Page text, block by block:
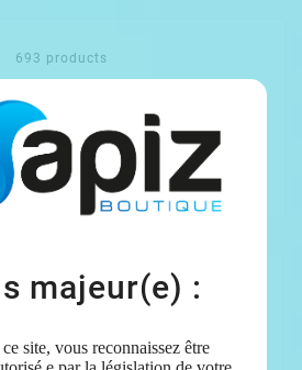
majeur(e) :
site, vous reconnaissez être
693 products